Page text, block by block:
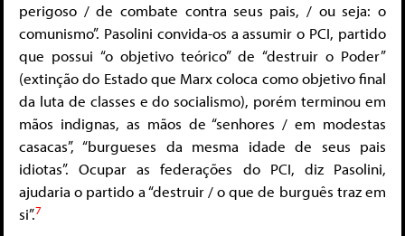
perigoso / de combate contra seus pais, / ou seja: o
comunismo”. Pasolini convida-os a assumir o PCI, partido
que possui “o objetivo teórico” de “destruir o Poder”
(extinção do Estado que Marx coloca como objetivo final
da luta de classes e do socialismo), porém terminou em
mãos indignas, as mãos de “senhores / em modestas
casacas”, “burgueses da mesma idade de seus pais
idiotas”. Ocupar as federações do PCI, diz Pasolini,
ajudaria o partido a “destruir / o que de burguês traz em
si”.7